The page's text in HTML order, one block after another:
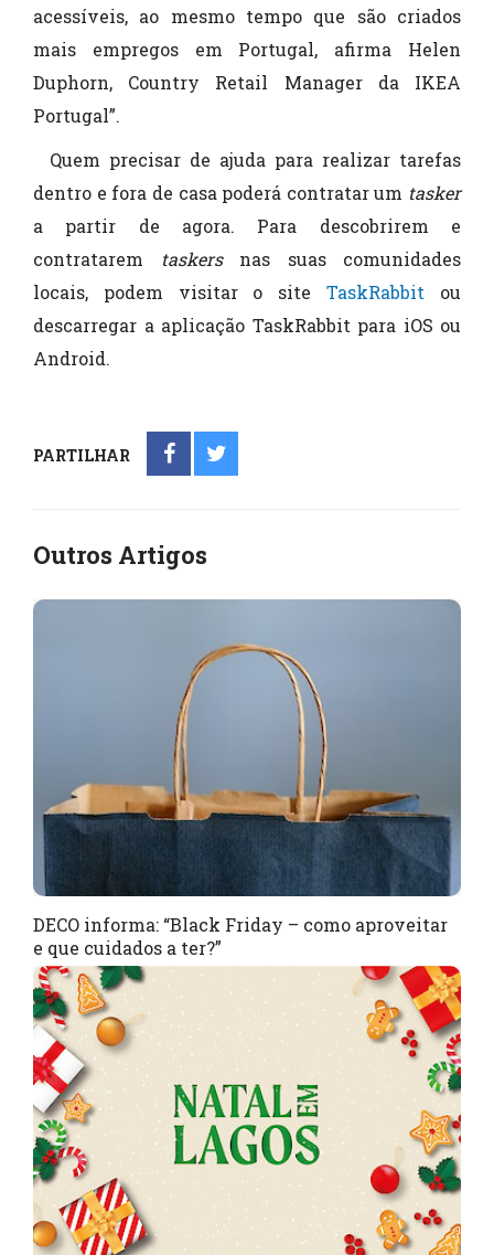
acessíveis, ao mesmo tempo que são criados
mais empregos em Portugal, afirma Helen
Duphorn, Country Retail Manager da IKEA
Portugal”.
Quem precisar de ajuda para realizar tarefas
dentro e fora de casa poderá contratar um tasker
a partir de agora. Para descobrirem e
contratarem
taskers nas suas comunidades
locais, podem visitar o siteTaskRabbit ou
descarregar a aplicação TaskRabbit para iOS ou
Android.
PARTILHAR
Outros Artigos
DECO informa: “Black Friday – como aproveitar
e que cuidados a ter?”